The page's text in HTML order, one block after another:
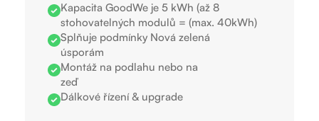
Kapacita GoodWe je 5 kWh (až 8
stohovatelných modulů = (max. 40kWh)
Splňuje podmínky Nová zelená
úsporám
Montáž na podlahu nebo na
zeď
Dálkové řízení & upgrade